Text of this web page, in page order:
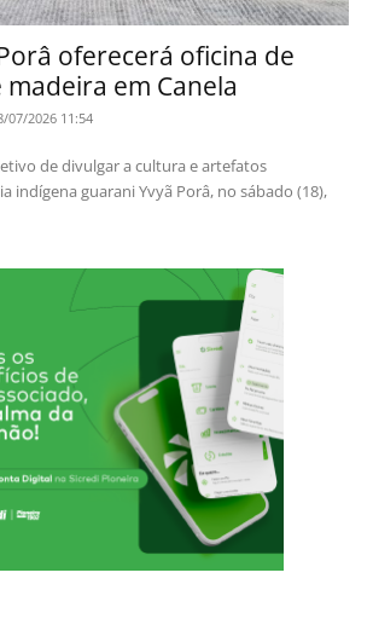
oferecerá oficina de
em Canela
07/2026 11:54
de divulgar a cultura e artefatos
indígena guarani Yvyã Porâ, no sábado (18),